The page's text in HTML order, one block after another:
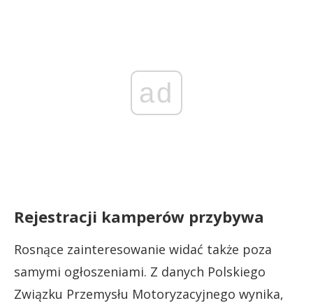
ad
Rejestracji kamperów przybywa
Rosnące zainteresowanie widać także poza
samymi ogłoszeniami. Z danych Polskiego
Związku Przemysłu Motoryzacyjnego wynika,